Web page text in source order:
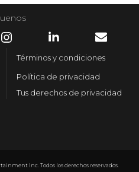
Inc. Todos los derechos reservados.
Términos y condiciones
Política de privacidad
Tus derechos de privacidad